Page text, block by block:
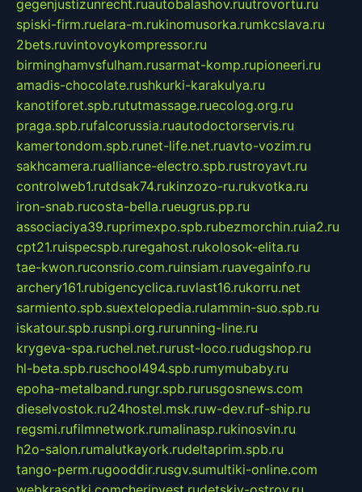
gegenjustizunrecht.ruautobalashov.ruutrovortu.ru
spiski-firm.ruelara-m.rukinomusorka.rumkcslava.ru
2bets.ruvintovoykompressor.ru
birminghamvsfulham.rusarmat-komp.rupioneeri.ru
amadis-chocolate.rushkurki-karakulya.ru
kanotiforet.spb.rututmassage.ruecolog.org.ru
praga.spb.rufalcorussia.ruautodoctorservis.ru
kamertondom.spb.runet-life.net.ruavto-vozim.ru
sakhcamera.rualliance-electro.spb.rustroyavt.ru
controlweb1.rutdsak74.rukinzozo-ru.rukvotka.ru
iron-snab.rucosta-bella.rueugrus.pp.ru
associaciya39.ruprimexpo.spb.rubezmorchin.ruia2.ru
cpt21.ruispecspb.ruregahost.rukolosok-elita.ru
tae-kwon.ruconsrio.com.ruinsiam.ruavegainfo.ru
archery161.rubigencyclica.ruvlast16.rukorru.net
sarmiento.spb.suextelopedia.rulammin-suo.spb.ru
iskatour.spb.rusnpi.org.rurunning-line.ru
krygeva-spa.ruchel.net.rurust-loco.rudugshop.ru
hl-beta.spb.ruschool494.spb.rumymubaby.ru
epoha-metalband.rungr.spb.rurusgosnews.com
dieselvostok.ru24hostel.msk.ruw-dev.ruf-ship.ru
regsmi.rufilmnetwork.rumalinasp.rukinosvin.ru
h2o-salon.rumalutkayork.rudeltaprim.spb.ru
tango-perm.rugooddir.rusgv.sumultiki-online.com